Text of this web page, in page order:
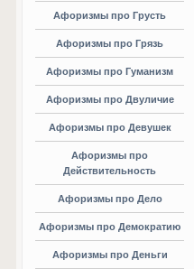
Афоризмы про Грусть
Афоризмы про Грязь
Афоризмы про Гуманизм
Афоризмы про Двуличие
Афоризмы про Девушек
Афоризмы про
Действительность
Афоризмы про Дело
Афоризмы про Демократию
Афоризмы про Деньги